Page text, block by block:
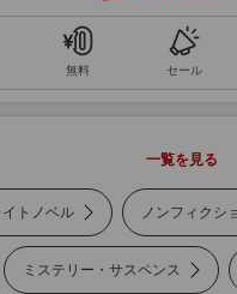
無料 セール
一覧を見る
イトノベル ノンフィクシ
ミステリー・サスペンス